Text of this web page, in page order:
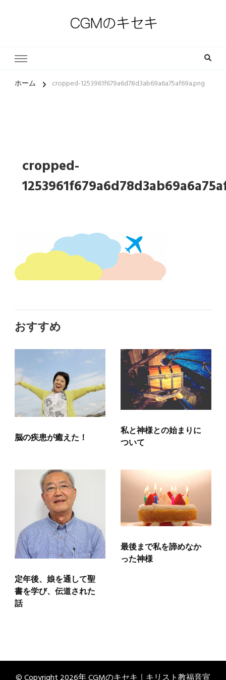
ホーム cropped-1253961f679a6d78d3ab69a6a75af69a.png
cropped-
おすすめ
脳の疾患が癒えた！
私と神様との始まりに
ついて
定年後、娘を通して聖
書を学び、伝道された
話
最後まで私を諦めなか
った神様